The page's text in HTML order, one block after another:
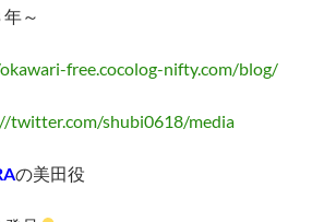
～
free.cocolog-nifty.com/blog/
twitter.com/shubi0618/media
の美田役